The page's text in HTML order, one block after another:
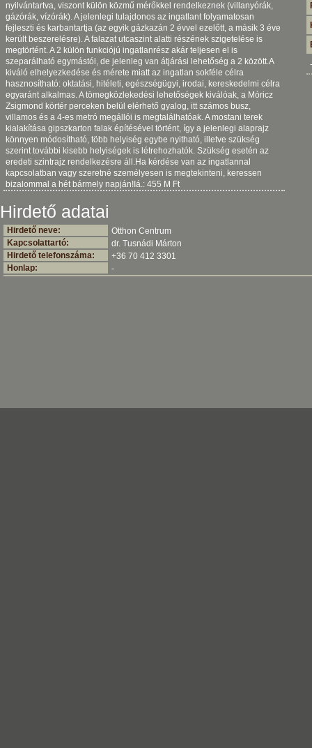
nyilvántartva, viszont külön közmű mérőkkel rendelkeznek (villanyórák,
gázórák, vízórák). A jelenlegi tulajdonos az ingatlant folyamatosan
fejleszti és karbantartja (az egyik gázkazán 2 évvel ezelőtt, a másik 3 éve
került beszerelésre). A falazat utcaszint alatti részének szigetelése is
megtörtént. A 2 külön funkciójú ingatlanrész akár teljesen el is
szeparálható egymástól, de jelenleg van átjárási lehetőség a 2 között.A
kiváló elhelyezkedése és mérete miatt az ingatlan sokféle célra
hasznosítható: oktatási, hitéleti, egészségügyi, irodai, kereskedelmi célra
egyaránt alkalmas. A tömegközlekedési lehetőségek kiválóak, a Móricz
Zsigmond körtér perceken belül elérhető gyalog, itt számos busz,
villamos és a 4-es metró megállói is megtalálhatóak. A mostani terek
kialakítása gipszkarton falak építésével történt, így a jelenlegi alaprajz
könnyen módosítható, több helyiség egybe nyitható, illetve szükség
szerint további kisebb helyiségek is létrehozhatók. Szükség esetén az
eredeti szintrajz rendelkezésre áll.Ha kérdése van az ingatlannal
kapcsolatban vagy szeretné személyesen is megtekinteni, keressen
bizalommal a hét bármely napján!Iá.: 455 M Ft
-
Hirdető adatai
Hirdető neve:
Otthon Centrum
Kapcsolattartó:
dr. Tusnádi Márton
Hirdető telefonszáma:
+36 70 412 3301
Honlap:
-